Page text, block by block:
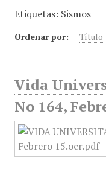
Etiquetas: Sismos
Ordenar por: Título
Vida
No 164,